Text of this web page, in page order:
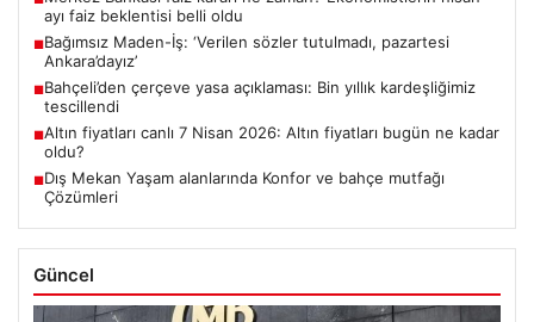
ayı faiz beklentisi belli oldu
■Bağımsız Maden-İş: ‘Verilen sözler tutulmadı, pazartesi
Ankara’dayız’
■Bahçeli’den çerçeve yasa açıklaması: Bin yıllık kardeşliğimiz
tescillendi
■Altın fiyatları canlı 7 Nisan 2026: Altın fiyatları bugün ne kadar
oldu?
■Dış Mekan Yaşam alanlarında Konfor ve bahçe mutfağı
Çözümleri
Güncel